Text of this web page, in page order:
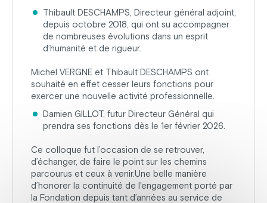
Thibault DESCHAMPS, Directeur général adjoint,
depuis octobre 2018, qui ont su accompagner
de nombreuses évolutions dans un esprit
d’humanité et de rigueur.
Michel VERGNE et Thibault DESCHAMPS ont
souhaité en effet cesser leurs fonctions pour
exercer une nouvelle activité professionnelle.
Damien GILLOT, futur Directeur Général qui
prendra ses fonctions dès le 1er février 2026.
Ce colloque fut l’occasion de se retrouver,
d’échanger, de faire le point sur les chemins
parcourus et ceux à venir.Une belle manière
d’honorer la continuité de l’engagement porté par
la Fondation depuis tant d’années au service de